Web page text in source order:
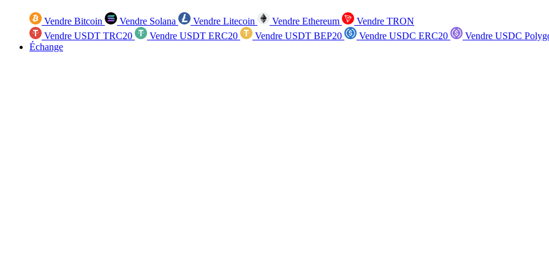
Vendre Bitcoin Vendre Solana Vendre Litecoin Vendre Ethereum
Vendre TRON
Vendre USDT TRC20
Vendre USDT ERC20 Vendre USDT BEP20 Vendre USDC ERC20
Vendre USDC
Échange